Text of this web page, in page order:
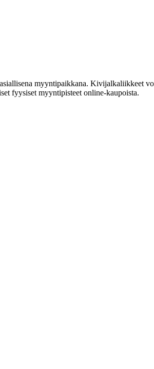
myyntipaikkana. Kivijalkaliikkeet
fyysiset myyntipisteet online-kaupoista.